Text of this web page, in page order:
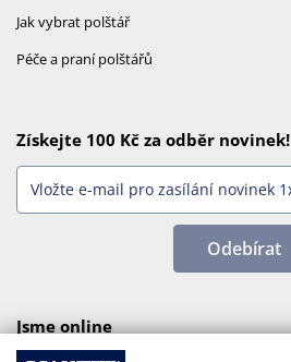
Jak vybrat polštář
Péče a praní polštářů
Získejte 100 Kč za odběr novinek!
Odebírat
Jsme online